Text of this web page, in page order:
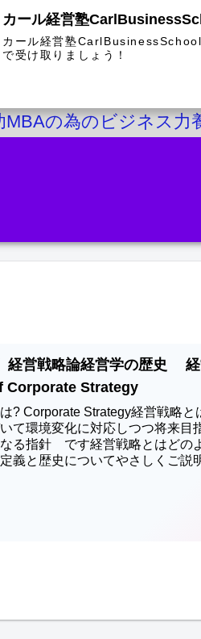
の為のビジネス力
】経営戦略論経営学の歴史
Corporate Strategy
? Corporate Strategy経営戦略と
て環境変化に対応しつつ将来目
る指針 です経営戦略とはどの
義と歴史についてやさしくご説
カール経営塾
カール経営塾
で受け取りましょう！